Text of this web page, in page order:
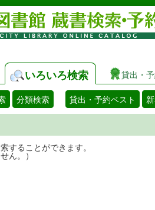
いろいろ検索 貸出・
分類検索 貸出・予約ベスト
書を検索することがで
ん。）